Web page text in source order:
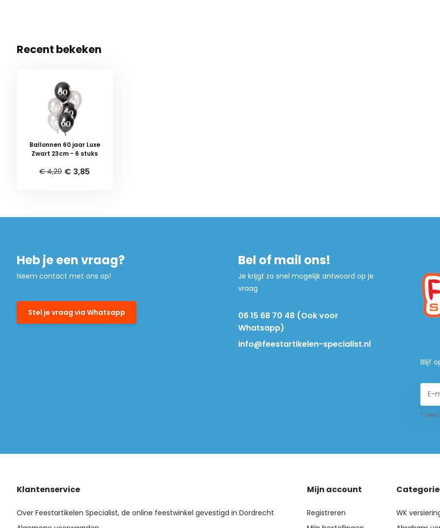
Recent bekeken
Ballonnen 60 jaar Luxe
Zwart 23cm - 6 stuks
€ 4,20 € 3,85
Heb je een vraag?
Neem contact met ons op!
Stel je vraag via Whatsapp
Bel of mail ons!
Je krijgt zo snel mogelijk antwoord op je
vraag
06 15 68 70 48 (Ook voor
Whatsapp)
info@feestartikelen-specialist.nl
Blijf
*
Klantenservice
Over Feestartikelen Specialist, de online feestwinkel gevestigd in Dordrecht
Mijn account
Registreren
WK